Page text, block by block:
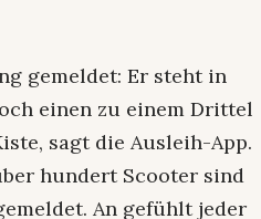
gemeldet: Er steht in
einen zu einem Drittel
sagt die Ausleih-App.
hundert Scooter sind
An gefühlt jeder